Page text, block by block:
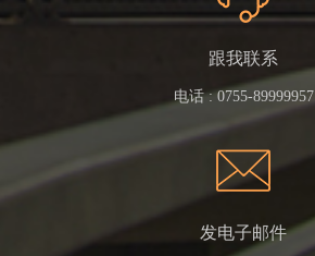
跟我联系
电话 : 0755-89999957
发电子邮件